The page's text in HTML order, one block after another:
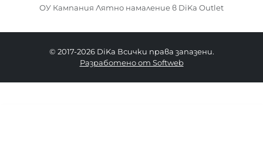
ОУ Кампания Лятно намаление в DiKa Outlet
© 2017-2026 DiKa Всички права запазени.
Разработено от Softweb